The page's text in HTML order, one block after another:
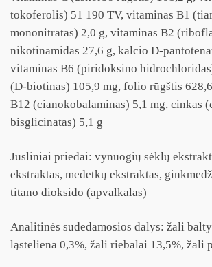
tokoferolis) 51 190 TV, vitaminas B1
mononitratas) 2,0 g, vitaminas B2
nikotinamidas 27,6 g, kalcio D-
vitaminas B6 (piridoksino
(D-biotinas) 105,9 mg, folio rūgštis
B12 (cianokobalaminas) 5,1 mg, cinkas
bisglicinatas) 5,1 g
Jusliniai priedai: vynuogių sėklų
ekstraktas, medetkų ekstraktas,
titano dioksido (apvalkalas)
Analitinės sudedamosios dalys: žali
ląsteliena 0,3%, žali riebalai 13,5%, žali